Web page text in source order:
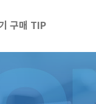
구매 TIP